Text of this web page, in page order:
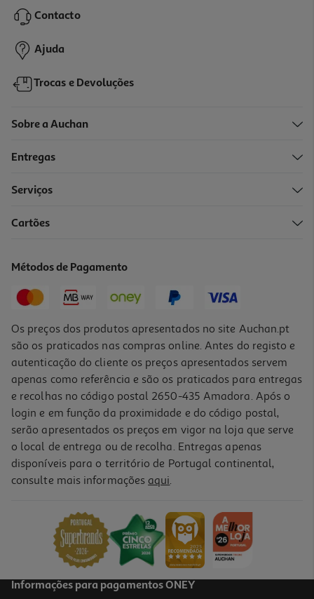
10,22 €
-20%
Price reduced from
10,25 €to
Promoção
-25%
Spray Nutritivo Soflow Cabelo Encaracolado 150ml
Price reduced from
Contacto
Ajuda
Trocas e Devoluções
Sobre a Auchan
Entregas
Serviços
Cartões
Métodos de Pagamento
Os preços dos produtos apresentados no site Auchan.pt
são os praticados nas compras online. Antes do registo e
autenticação do cliente os preços apresentados servem
apenas como referência e são os praticados para entregas
e recolhas no código postal 2650-435 Amadora. Após o
login e em função da proximidade e do código postal,
serão apresentados os preços em vigor na loja que serve
o local de entrega ou de recolha. Entregas apenas
disponíveis para o território de Portugal continental,
consulte mais informações aqui.
Informações para pagamentos ONEY